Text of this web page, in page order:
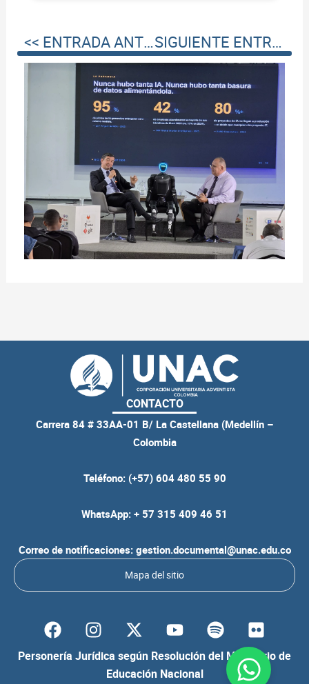
<< ENTRADA ANTERIOR SIGUIENTE ENTRADA >>
CONTACTO
Carrera 84 # 33AA-01 B/ La Castellana (Medellín –
Colombia
Teléfono: (+57) 604 480 55 90
WhatsApp: + 57 315 409 46 51
Correo de notificaciones: gestion.documental@unac.edu.co
Mapa del sitio
Personería Jurídica según Resolución del Ministerio de
Educación Nacional
F
a
c
I
n
s
Y
o
u
t
S
p
o
F
l
i
c